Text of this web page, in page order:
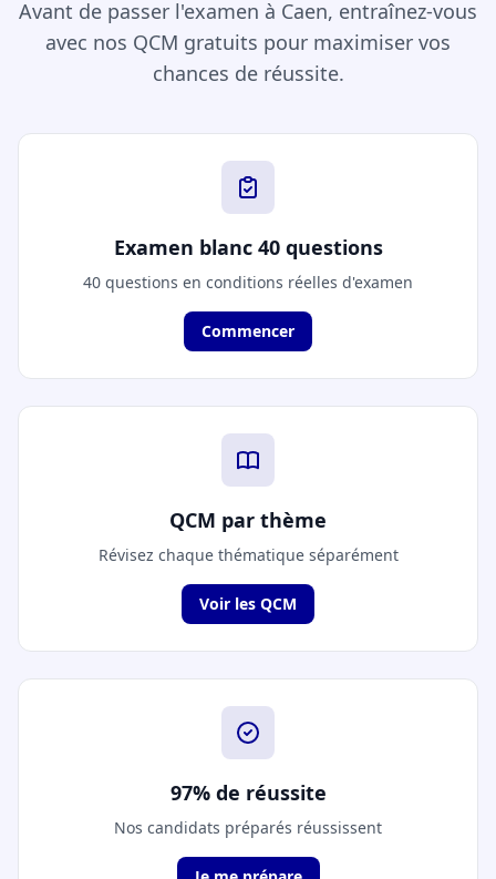
Avant de passer l'examen à Caen, entraînez-vous
avec nos QCM gratuits pour maximiser vos
chances de réussite.
Examen blanc 40 questions
40 questions en conditions réelles d'examen
Commencer
QCM par thème
Révisez chaque thématique séparément
Voir les QCM
97% de réussite
Nos candidats préparés réussissent